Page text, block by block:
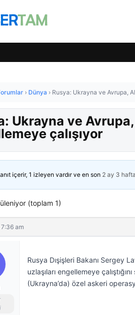
› Dünya › Rusya: Ukrayna ve Avrupa,
Ukrayna ve
çalışıyor
içerir, 1 izleyen vardır ve en son 2 ay 3
(toplam 1)
am
Rusya Dışişleri Bakanı Sergey
uzlaşıları engellemeye
(Ukrayna’da) özel askeri